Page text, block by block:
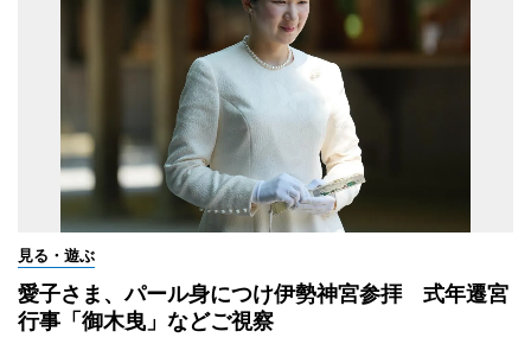
見る・遊ぶ
愛子さま、パール身につけ伊勢神宮参拝 式年遷宮
行事「御木曳」などご視察